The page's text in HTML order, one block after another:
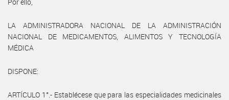
LA ADMINISTRADORA NACIONAL DE LA ADMINISTRACIÓN
NACIONAL DE MEDICAMENTOS, ALIMENTOS Y TECNOLOGÍA
MÉDICA
DISPONE:
ARTÍCULO 1°.- Establécese que para las especialidades medicinales